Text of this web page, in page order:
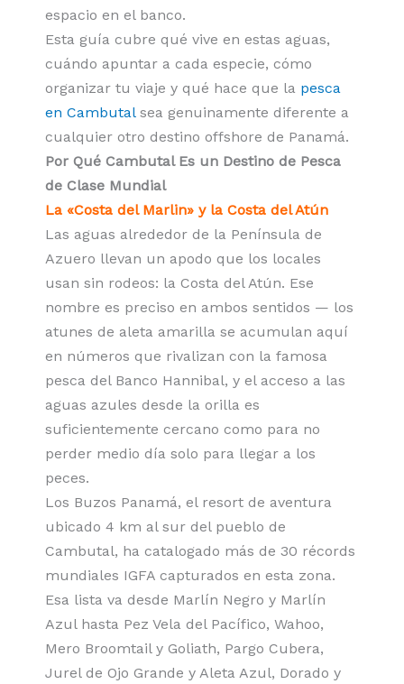
espacio en el banco.
Esta guía cubre qué vive en estas aguas,
cuándo apuntar a cada especie, cómo
organizar tu viaje y qué hace que la pesca
en Cambutalsea genuinamente diferente a
cualquier otro destino offshore de Panamá.
Por Qué Cambutal Es un Destino de Pesca
de Clase Mundial
La «Costa del Marlin» y la Costa del Atún
Las aguas alrededor de la Península de
Azuero llevan un apodo que los locales
usan sin rodeos: la Costa del Atún. Ese
nombre es preciso en ambos sentidos — los
atunes de aleta amarilla se acumulan aquí
en números que rivalizan con la famosa
pesca del Banco Hannibal, y el acceso a las
aguas azules desde la orilla es
suficientemente cercano como para no
perder medio día solo para llegar a los
peces.
Los Buzos Panamá, el resort de aventura
ubicado 4 km al sur del pueblo de
Cambutal, ha catalogado más de 30 récords
mundiales IGFA capturados en esta zona.
Esa lista va desde Marlín Negro y Marlín
Azul hasta Pez Vela del Pacífico, Wahoo,
Mero Broomtail y Goliath, Pargo Cubera,
Jurel de Ojo Grande y Aleta Azul, Dorado y